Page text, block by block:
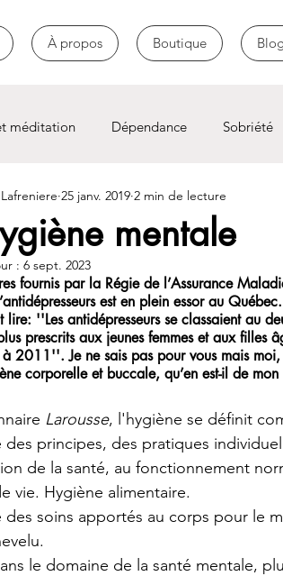
À propos Boutique
méditation Dépendance Sobriété
mentale
25 janv. 2019 2 min de lecture
: 6 sept. 2023
fournis par la Régie de l’Assurance
est en plein essor au
''Les antidépresseurs se classaient au
prescrits aux jeunes femmes et aux
2011''. Je ne sais pas pour vous mais
corporelle et buccale, qu’en est-il de
Larousse, l'hygiène se définit
des principes, des pratiques
de la santé, au fonctionnement
vie. Hygiène alimentaire.
des soins apportés au corps pour le
le domaine de la santé mentale,